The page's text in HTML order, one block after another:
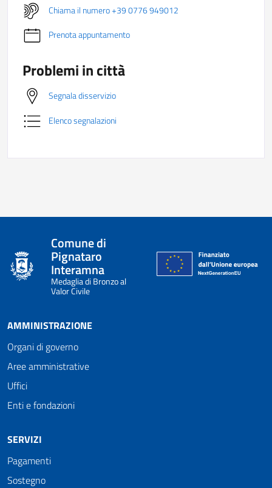
Chiama il numero +39 0776 949012
Prenota appuntamento
Problemi in città
Segnala disservizio
Elenco segnalazioni
Comune di
Pignataro
Interamna
Medaglia di Bronzo al
Valor Civile
AMMINISTRAZIONE
Organi di governo
Aree amministrative
Uffici
Enti e fondazioni
SERVIZI
Pagamenti
Sostegno